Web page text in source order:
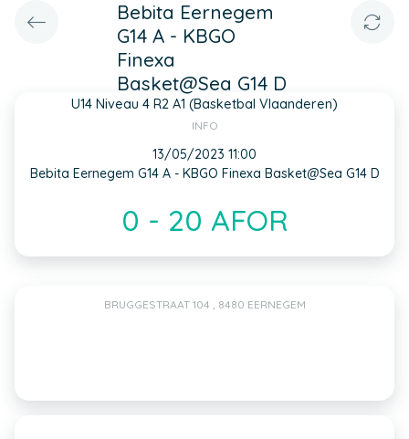
Bebita Eernegem
G14 A - KBGO
Finexa
Basket@Sea G14 D
U14 Niveau 4 R2 A1 (Basketbal Vlaanderen)
INFO
13/05/2023 11:00
Bebita Eernegem G14 A - KBGO Finexa Basket@Sea G14 D
0 - 20 AFOR
BRUGGESTRAAT 104 , 8480 EERNEGEM